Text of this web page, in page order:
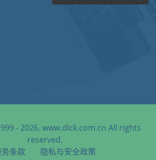
- 2026. www.dlck.com.cn All rights
reserved.
条款
隐私与安全政策